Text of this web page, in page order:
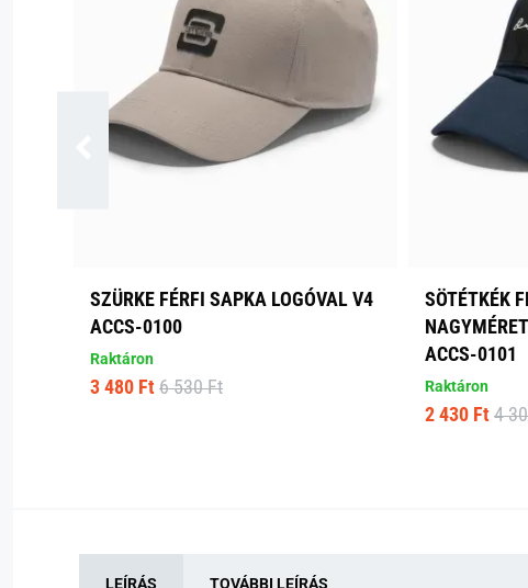
SZÜRKE FÉRFI SAPKA LOGÓVAL V4
ACCS-0100
Raktáron
3 480 Ft 6 530 Ft
SÖTÉTKÉK
ACCS-0101
Raktáron
2 430 Ft 4
LEÍRÁS TOVÁBBI LEÍRÁS